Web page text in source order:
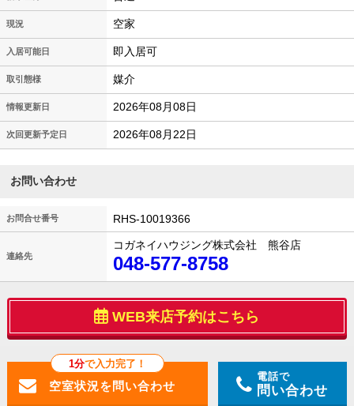
現況 空家
入居可能日 即入居可
取引態様 媒介
情報更新日 2026年08月08日
次回更新予定日 2026年08月22日
お問い合わせ
お問合せ番号 RHS-10019366
連絡先
コガネイハウジング株式会社 熊谷店
048-577-8758
WEB来店予約はこちら
1分で入力完了！
電話で
問い合わせ